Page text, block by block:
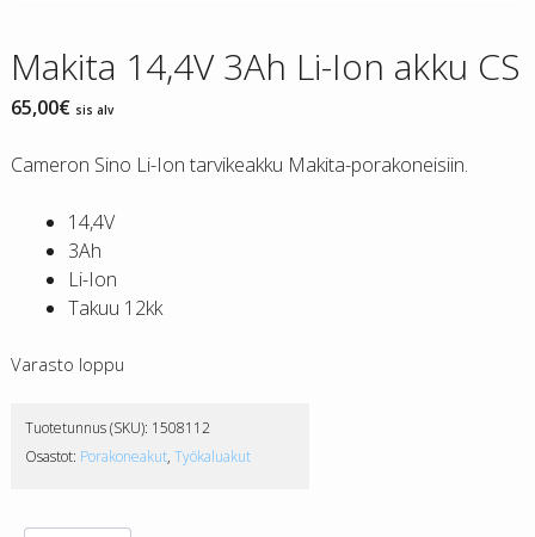
Makita 14,4V 3Ah Li-Ion akku CS
65,00€ sis alv
Cameron Sino Li-Ion tarvikeakku Makita-porakoneisiin.
14,4V
3Ah
Li-Ion
Takuu 12kk
Varasto loppu
Tuotetunnus (SKU): 1508112
Osastot: Porakoneakut, Työkaluakut